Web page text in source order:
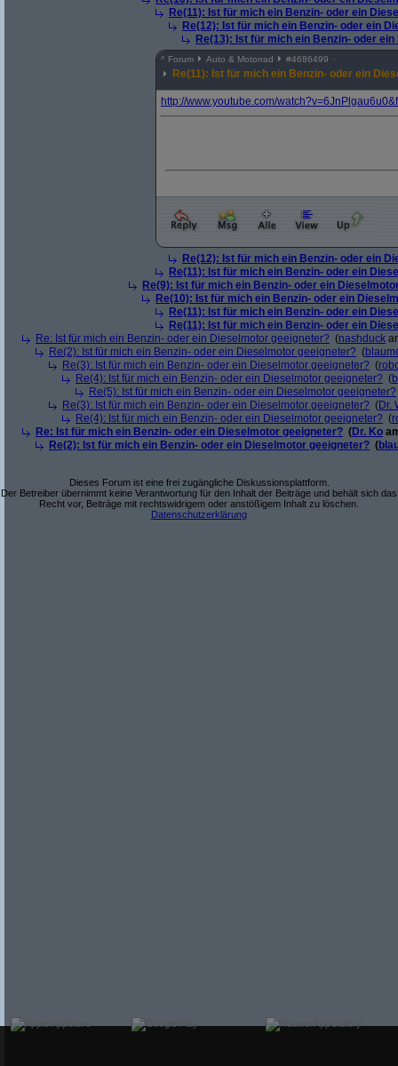
Re(11): Ist für mich ein Benzin- oder ein
Re(12): Ist für mich ein Benzin- oder ein
Re(13): Ist für mich ein Benzin- oder
^ Forum Auto & Motorrad #4686499
Re(11): Ist für mich ein Benzin- oder ein
http://www.youtube.com/watch?v=6JnPlgau6u0&
Re(12): Ist für mich ein Benzin- oder ein
Re(11): Ist für mich ein Benzin- oder ein
Re(9): Ist für mich ein Benzin- oder ein
Re(10): Ist für mich ein Benzin- oder ein
Re(11): Ist für mich ein Benzin- oder ein
Re(11): Ist für mich ein Benzin- oder ein
Re: Ist für mich ein Benzin- oder ein Dieselmotor geeigneter? (nashduck
Re(2): Ist für mich ein Benzin- oder ein Dieselmotor geeigneter? (
Re(3): Ist für mich ein Benzin- oder ein Dieselmotor geeigneter? (
Re(4): Ist für mich ein Benzin- oder ein Dieselmotor geeigneter? (
Re(5): Ist für mich ein Benzin- oder ein Dieselmotor geeigneter?
Re(3): Ist für mich ein Benzin- oder ein Dieselmotor geeigneter? (Dr.
Re(4): Ist für mich ein Benzin- oder ein Dieselmotor geeigneter? (
Re: Ist für mich ein Benzin- oder ein Dieselmotor geeigneter? (Dr. Ko
Re(2): Ist für mich ein Benzin- oder ein Dieselmotor geeigneter? (
Dieses Forum ist eine frei zugängliche Diskussionsplattform.
Der Betreiber übernimmt keine Verantwortung für den Inhalt der Beiträge und behält sich das
Recht vor, Beiträge mit rechtswidrigem oder anstößigem Inhalt zu löschen.
Datenschutzerklärung